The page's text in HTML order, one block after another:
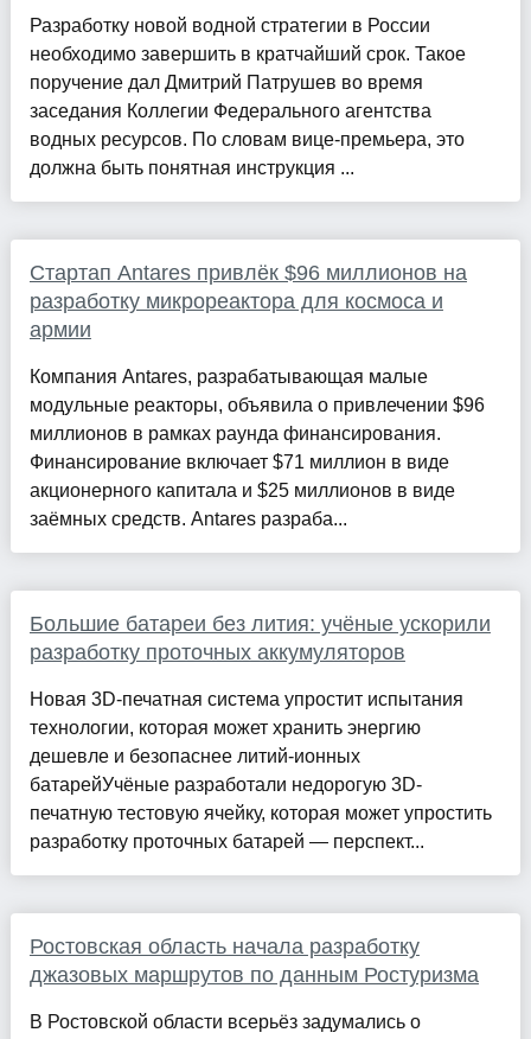
Разработку новой водной стратегии в России
необходимо завершить в кратчайший срок. Такое
поручение дал Дмитрий Патрушев во время
заседания Коллегии Федерального агентства
водных ресурсов. По словам вице-премьера, это
должна быть понятная инструкция ...
Стартап Antares привлёк $96 миллионов на
разработку микрореактора для космоса и
армии
Компания Antares, разрабатывающая малые
модульные реакторы, объявила о привлечении $96
миллионов в рамках раунда финансирования.
Финансирование включает $71 миллион в виде
акционерного капитала и $25 миллионов в виде
заёмных средств. Antares разраба...
Большие батареи без лития: учёные ускорили
разработку проточных аккумуляторов
Новая 3D-печатная система упростит испытания
технологии, которая может хранить энергию
дешевле и безопаснее литий-ионных
батарейУчёные разработали недорогую 3D-
печатную тестовую ячейку, которая может упростить
разработку проточных батарей — перспект...
Ростовская область начала разработку
джазовых маршрутов по данным Ростуризма
В Ростовской области всерьёз задумались о